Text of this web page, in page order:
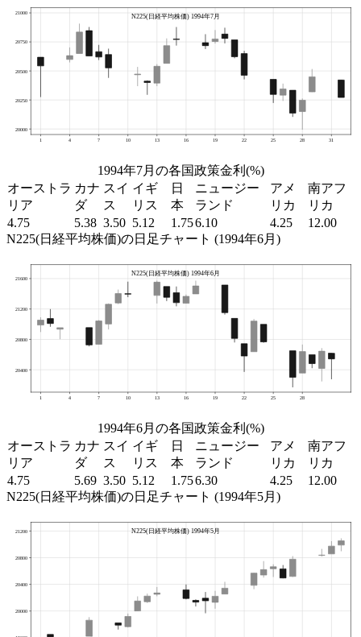
1994年7月の各国政策金利(%)
オーストラ
リア
カナ
ダ
スイ
ス
イギ
リス
日
本
ニュージー
ランド
アメ
リカ
南アフ
リカ
4.75
5.38 3.50 5.12 1.756.10 4.25
12.00
N225(日経平均株価)の日足チャート (1994年6月)
1994年6月の各国政策金利(%)
オーストラ
リア
カナ
ダ
スイ
ス
イギ
リス
日
本
ニュージー
ランド
アメ
リカ
南アフ
リカ
4.75
5.69 3.50 5.12 1.756.30 4.25
12.00
N225(日経平均株価)の日足チャート (1994年5月)